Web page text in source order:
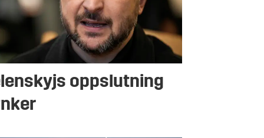
oppslutning